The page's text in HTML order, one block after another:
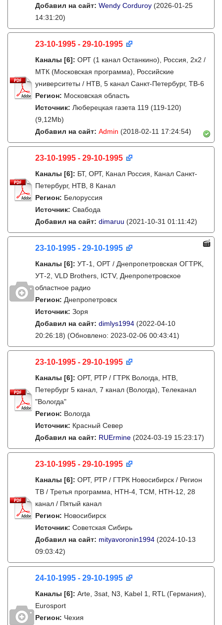
Добавил на сайт: Wendy Corduroy (2026-01-25
14:31:20)
23-10-1995 - 29-10-1995
Каналы [6]: ОРТ (1 канал Останкино), Россия, 2x2 /
МТК (Московская программа), Российские
университеты / НТВ, 5 канал Санкт-Петербург, ТВ-6
Регион: Московская область
Источник: Люберецкая газета 119 (119-120)
(9,12Mb)
Добавил на сайт: Admin (2018-02-11 17:24:54)
23-10-1995 - 29-10-1995
Каналы [6]: БТ, ОРТ, Канал Россия, Канал Санкт-
Петербург, НТВ, 8 Канал
Регион: Белоруссия
Источник: Свабода
Добавил на сайт: dimaruu (2021-10-31 01:11:42)
23-10-1995 - 29-10-1995
Каналы [6]: УТ-1, ОРТ / Днепропетровская ОГТРК,
УТ-2, VLD Brothers, ICTV, Днепропетровское
областное радио
Регион: Днепропетровск
Источник: Зоря
Добавил на сайт: dimlys1994 (2022-04-10
20:26:18) (Обновлено: 2023-02-06 00:43:41)
23-10-1995 - 29-10-1995
Каналы [6]: ОРТ, РТР / ГТРК Вологда, НТВ,
Петербург 5 канал, 7 канал (Вологда), Телеканал
"Вологда"
Регион: Вологда
Источник: Красный Север
Добавил на сайт: RUErmine (2024-03-19 15:23:17)
23-10-1995 - 29-10-1995
Каналы [6]: ОРТ, РТР / ГТРК Новосибирск / Регион
ТВ / Третья программа, НТН-4, ТСМ, НТН-12, 28
канал / Пятый канал
Регион: Новосибирск
Источник: Советская Сибирь
Добавил на сайт: mityavoronin1994 (2024-10-13
09:03:42)
24-10-1995 - 29-10-1995
Каналы [6]: Arte, 3sat, N3, Kabel 1, RTL (Германия),
Eurosport
Регион: Чехия